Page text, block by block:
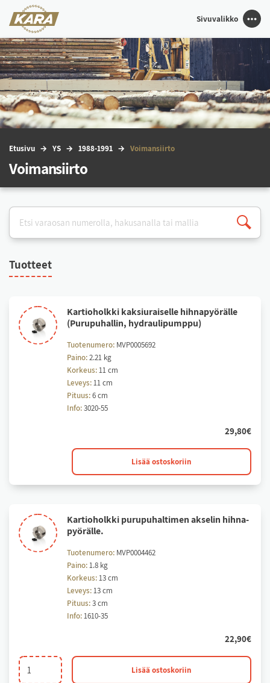
Sivuvalikko
Etu­si­vu YS 1988-1991 Voi­man­siir­to
Voimansiirto
Tuot­teet
Kar­tio­holk­ki kak­siu­rai­sel­le hih­na­pyö­räl­le
(Pu­ru­pu­hal­lin, hyd­rau­li­pump­pu)
Tuotenumero: MVP0005692
Paino:2.21 kg
Korkeus:11 cm
Leveys:11 cm
Pituus:6 cm
Info:3020-55
29,80€
hihnapyörälle
hydraulipumppu)
määrä
Lisää ostoskoriin
Kar­tio­holk­ki pu­ru­pu­hal­ti­men ak­se­lin hih­na­
pyö­räl­le.
Tuotenumero: MVP0004462
Paino:1.8 kg
Korkeus:13 cm
Leveys:13 cm
Pituus:3 cm
Info:1610-35
22,90€
Kartioholkki
purupuhaltimen
Lisää ostoskoriin